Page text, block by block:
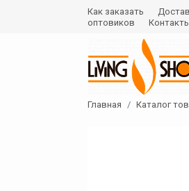
Как заказать
оптовиков
Главная Каталог